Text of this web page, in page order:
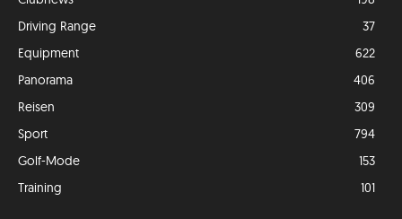
Driving Range
37
Equipment
622
Panorama
406
Reisen
309
Sport
794
Golf-Mode
153
Training
101